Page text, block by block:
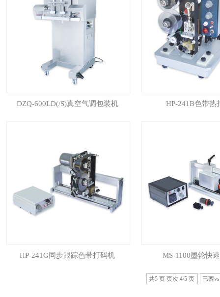
DZQ-600LD(/S)真空气调包装机 HP-241B色带热
HP-241G同步跟踪色带打码机 MS-1100墨轮快
共5 页 页次:4/5 页 巴西